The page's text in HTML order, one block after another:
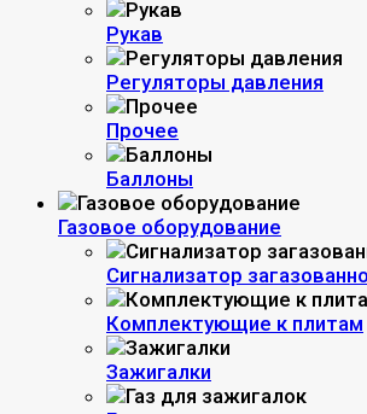
Рукав
Регуляторы давления
Прочее
Баллоны
Газовое оборудование
Сигнализатор
Комплектующие к плитам
Зажигалки